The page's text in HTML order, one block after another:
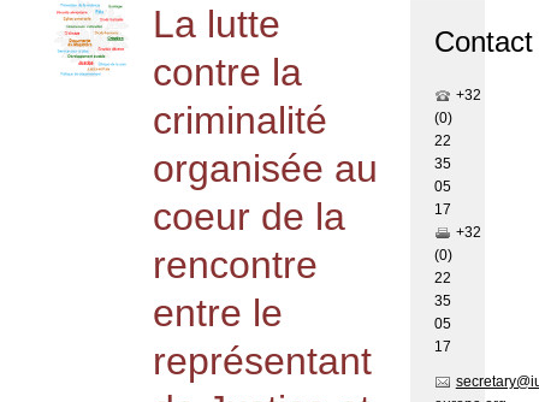
La lutte
contre la
criminalité
organisée au
coeur de la
rencontre
entre le
représentant
Contact
+32
(0)
22
35
05
17
+32
(0)
22
35
05
17